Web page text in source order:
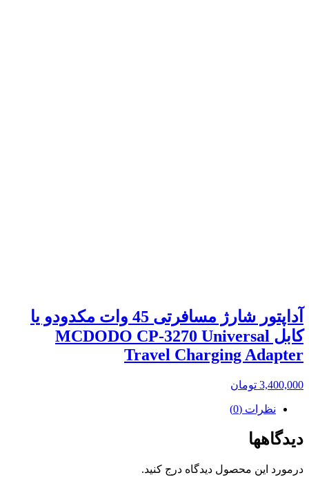
آداپتور شارژ مسافرتی 45 وات مکدودو یا
کابل MCDODO CP-3270 Universal
Travel Charging Adapter
3,400,000 تومان
نظرات (0)
دیدگاهها
درمورد این محصول دیدگاه درج کنید.